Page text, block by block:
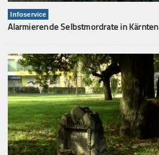
Infoservice
Alarmierende Selbstmordrate in Kärnten